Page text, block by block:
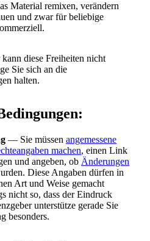
Material remixen, verändern
und zwar für beliebige
diese Freiheiten nicht
Sie sich an die
halten.
— Sie müssen angemessene
machen, einen Link
und angeben, ob Änderungen
Diese Angaben dürfen in
Art und Weise gemacht
nicht so, dass der Eindruck
unterstütze gerade Sie
besonders.